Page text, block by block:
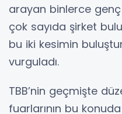
arayan binlerce
çok sayıda şirket
bu iki kesimin
vurguladı.
TBB’nin geçmişte
fuarlarının bu